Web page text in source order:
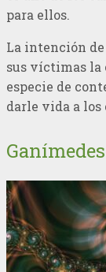
para ellos.
La intención
sus víctimas la
especie de
darle vida a
Ganímedes